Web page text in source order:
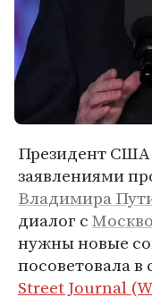
Президент США
заявлениями
Владимира
диалог с
нужны новые
посоветовала в
Street Journal